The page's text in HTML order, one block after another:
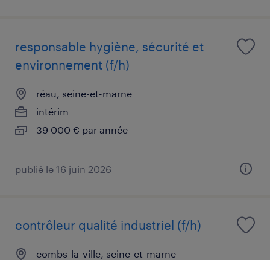
responsable hygiène, sécurité et
environnement (f/h)
réau, seine-et-marne
intérim
39 000 € par année
publié le 16 juin 2026
contrôleur qualité industriel (f/h)
combs-la-ville, seine-et-marne